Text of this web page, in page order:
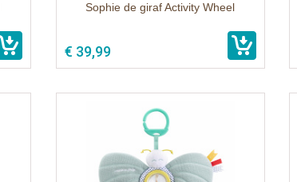
Sophie de giraf Activity Wheel
€ 39,99